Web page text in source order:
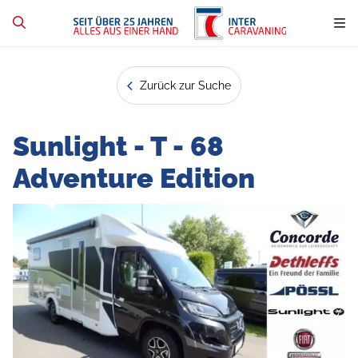
Zurück zur Suche
Sunlight - T - 68
Adventure Edition